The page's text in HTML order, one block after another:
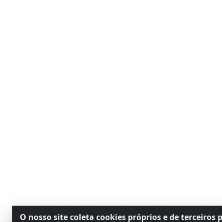
O nosso site coleta cookies próprios e de terceiros